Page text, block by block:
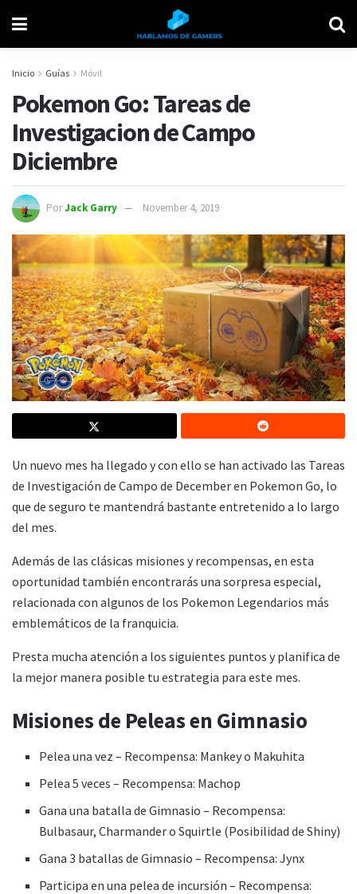
Inicio Guías Móvil
Pokemon Go: Tareas de
Investigacion de Campo
Diciembre
PorJack Garry November 4, 2019
Un nuevo mes ha llegado y con ello se han activado las Tareas
de Investigación de Campo de December en Pokemon Go, lo
que de seguro te mantendrá bastante entretenido a lo largo
del mes.
Además de las clásicas misiones y recompensas, en esta
oportunidad también encontrarás una sorpresa especial,
relacionada con algunos de los Pokemon Legendarios más
emblemáticos de la franquicia.
Presta mucha atención a los siguientes puntos y planifica de
la mejor manera posible tu estrategia para este mes.
Misiones de Peleas en Gimnasio
Pelea una vez – Recompensa: Mankey o Makuhita
Pelea 5 veces – Recompensa: Machop
Gana una batalla de Gimnasio – Recompensa:
Bulbasaur, Charmander o Squirtle (Posibilidad de Shiny)
Gana 3 batallas de Gimnasio – Recompensa: Jynx
Participa en una pelea de incursión – Recompensa: